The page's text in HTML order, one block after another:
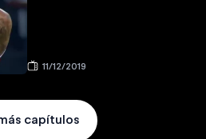
11/12/2019
capítulos